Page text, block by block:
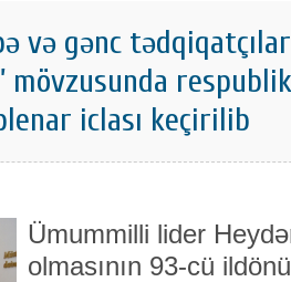
və gənc
mövzusunda
iclası keçirilib
Ümummilli lider
olmasının 93-cü